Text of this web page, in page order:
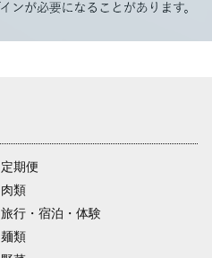
定期便
肉類
旅行・宿泊・体験
麺類